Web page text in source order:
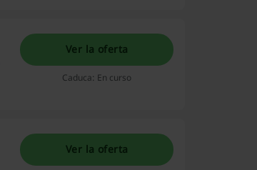
Ver la oferta
Caduca: En curso
Ver la oferta